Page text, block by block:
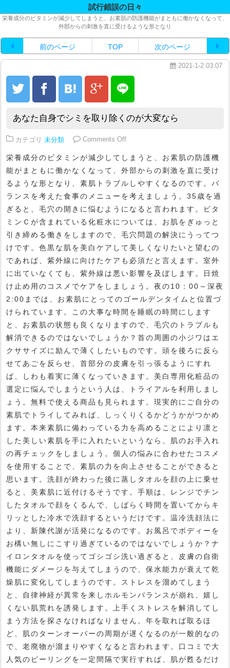
試行錯誤の日々
栄養成分のビタミンが減少してしまうと、お素肌の防護機能がまともに働かなくなって、
外部からの刺激を直に受けるような形となり
前のページ TOP 次のページ
2021-1-2 03:07
あなた自身でシミを取り除くのが大変なら
カテゴリ 未分類 Comments Offon あなた自身でシミを取り除く
栄養成分のビタミンが減少してしまうと、お素肌の防護機
能がまともに働かなくなって、外部からの刺激を直に受け
るような形となり、素肌トラブルしやすくなるのです。バ
ランスを考えた食事のメニューを考えましょう。35歳を過
ぎると、毛穴の開きに悩むようになると言われます。ビタ
ミンＣが含まれている化粧水については、お肌をぎゅっと
引き締める働きをしますので、毛穴問題の解決にうってつ
けです。色黒な肌を美白ケアして美しくなりたいと望むの
であれば、紫外線に向けたケアも必須だと言えます。室外
に出ていなくても、紫外線は悪い影響を及ぼします。日焼
け止め用のコスメでケアをしましょう。夜の10：00～深夜
2:00までは、お素肌にとってのゴールデンタイムと位置づ
けられています。この大事な時間を睡眠の時間にします
と、お素肌の状態も良くなりますので、毛穴のトラブルも
解消できるのではないでしょうか？首の周囲の小ジワはエ
クササイズに励んで薄くしたいものです。頭を後ろに反ら
せてあごを反らせ、首部分の皮膚を引っ張るようにすれ
ば、しわも着実に薄くなっていきます。美白専用化粧品の
選定に悩んでしまうという人は、トライアルを利用しまし
ょう。無料で使える商品も見られます。現実的にご自分の
素肌でトライしてみれば、しっくりくるかどうかがつかめ
ます。本来素肌に備わっている力を高めることにより凛と
した美しい素肌を手に入れたいというなら、肌のお手入れ
の再チェックをしましょう。個人の悩みに合わせたコスメ
を使用することで、素肌の力を向上させることができると
思います。洗顔が終わった後に蒸しタオルを顔の上に乗せ
ると、美素肌に近付けるそうです。手順は、レンジでチン
したタオルで顔をくるんで、しばらく時間を置いてからキ
リッとした冷水で洗顔するというだけです。温冷洗顔法に
より、新陳代謝が活発になるのです。お風呂でボディーを
お構い無しにこすり過ぎているのではないでしょうか？ナ
イロンタオルを使ってゴシゴシ洗い過ぎると、皮膚の自衛
機能にダメージを与えてしまうので、保水能力が衰えて乾
燥肌に変化してしまうのです。ストレスを溜めてしまう
と、自律神経が異常を来しホルモンバランスが崩れ、嬉し
くない肌荒れを誘発します。上手くストレスを解消してし
まう方法を探さなければなりません。年を取れば取るほ
ど、肌のターンオーバーの周期が遅くなるのが一般的なの
で、老廃物が溜まりやすくなると言われます。口コミで大
人気のピーリングを一定間隔で実行すれば、肌が甦るだけ